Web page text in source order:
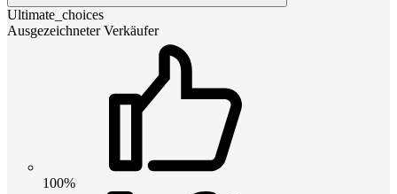
Ultimate_choices
Ausgezeichneter Verkäufer
100%